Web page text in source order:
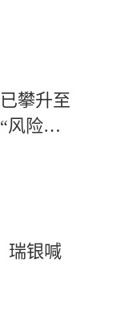
攀升至
风险资
瑞银喊